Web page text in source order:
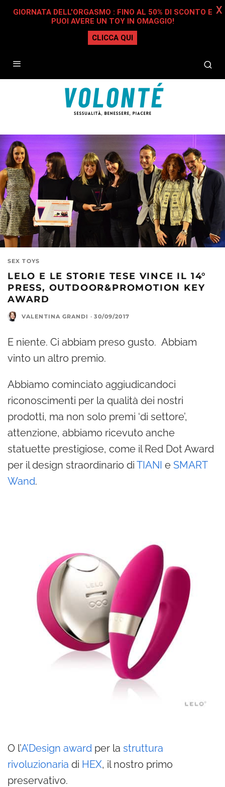
SEX TOYS
LELO E LE STORIE TESE VINCE IL 14°
PRESS, OUTDOOR&PROMOTION KEY
AWARD
VALENTINA GRANDI · 30/09/2017
E niente. Ci abbiam preso gusto. Abbiam
vinto un altro premio.
Abbiamo cominciato aggiudicandoci
riconoscimenti per la qualità dei nostri
prodotti, ma non solo premi ‘di settore’,
attenzione, abbiamo ricevuto anche
statuette prestigiose, come il Red Dot Award
per il design straordinario di TIANI e SMART
Wand.
O l’A’Design award per la struttura
rivoluzionaria di HEX, il nostro primo
preservativo.
GIORNATA DELL'ORGASMO : FINO AL 50% DI SCONTO E
PUOI AVERE UN TOY IN OMAGGIO!
CLICCA QUI
X